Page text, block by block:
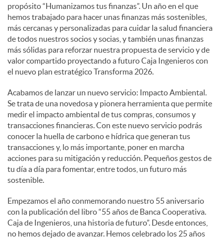
t
e
n
i
d
o
s
propósito “Humanizamos tus finanzas”. Un año en el que
hemos trabajado para hacer unas finanzas más sostenibles,
más cercanas y personalizadas para cuidar la salud financiera
de todos nuestros socios y socias, y también unas finanzas
más sólidas para reforzar nuestra propuesta de servicio y de
valor compartido proyectando a futuro Caja Ingenieros con
el nuevo plan estratégico Transforma 2026.
Acabamos de lanzar un nuevo servicio: Impacto Ambiental.
Se trata de una novedosa y pionera herramienta que permite
medir el impacto ambiental de tus compras, consumos y
transacciones financieras. Con este nuevo servicio podrás
conocer la huella de carbono e hídrica que generan tus
transacciones y, lo más importante, poner en marcha
acciones para su mitigación y reducción. Pequeños gestos de
tu día a día para fomentar, entre todos, un futuro más
sostenible.
Empezamos el año conmemorando nuestro 55 aniversario
con la publicación del libro “55 años de Banca Cooperativa.
Caja de Ingenieros, una historia de futuro”. Desde entonces,
no hemos dejado de avanzar. Hemos celebrado los 25 años